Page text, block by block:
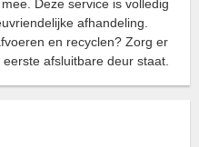
Deze service is volledig
afhandeling.
en recyclen? Zorg er
afsluitbare deur staat.